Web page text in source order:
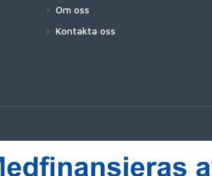
Om oss
Kontakta oss